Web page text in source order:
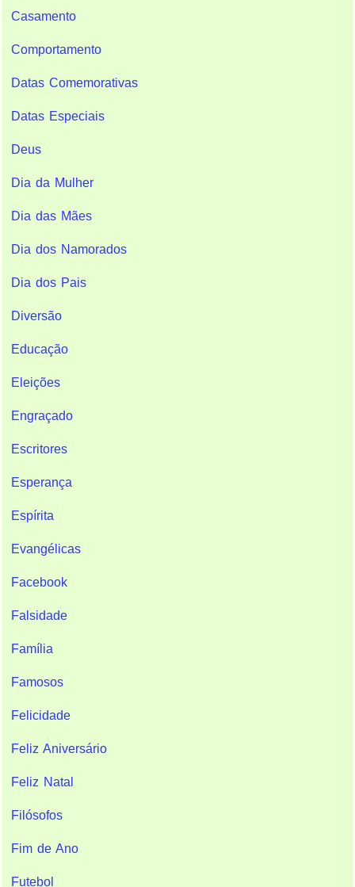
Casamento
Comportamento
Datas Comemorativas
Datas Especiais
Deus
Dia da Mulher
Dia das Mães
Dia dos Namorados
Dia dos Pais
Diversão
Educação
Eleições
Engraçado
Escritores
Esperança
Espírita
Evangélicas
Facebook
Falsidade
Família
Famosos
Felicidade
Feliz Aniversário
Feliz Natal
Filósofos
Fim de Ano
Futebol